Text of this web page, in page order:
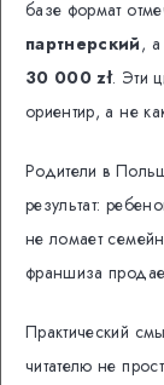
базе формат
партнерский,
30 000 zł. Эти
ориентир, а не
Родители в
результат:
не ломает
франшиза
Практический
читателю не